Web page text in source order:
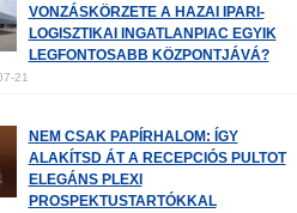
VONZÁSKÖRZETE A HAZAI IPARI-
LOGISZTIKAI INGATLANPIAC EGYIK
LEGFONTOSABB KÖZPONTJÁVÁ?
21
NEM CSAK PAPÍRHALOM: ÍGY
ALAKÍTSD ÁT A RECEPCIÓS PULTOT
ELEGÁNS PLEXI
PROSPEKTUSTARTÓKKAL